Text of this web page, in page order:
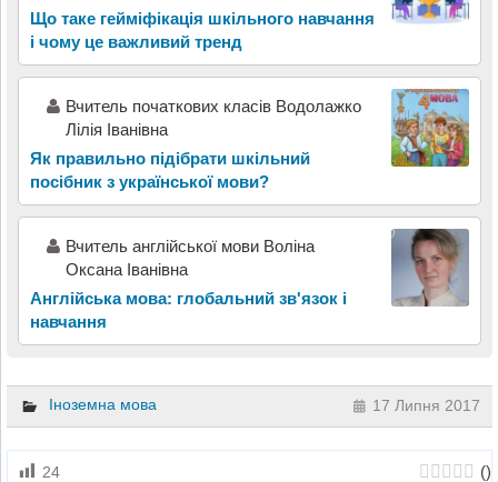
Що таке гейміфікація шкільного навчання
і чому це важливий тренд
Вчитель початкових класів Водолажко
Лілія Іванівна
Як правильно підібрати шкільний
посібник з української мови?
Вчитель англійської мови Воліна
Оксана Іванівна
Англійська мова: глобальний зв'язок і
навчання
Іноземна мова 17 Липня 2017
24 ()